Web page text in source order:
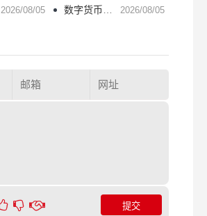
2026/08/05 2026/08/05
数字货币最关键的环节是什么？一文讲清楚